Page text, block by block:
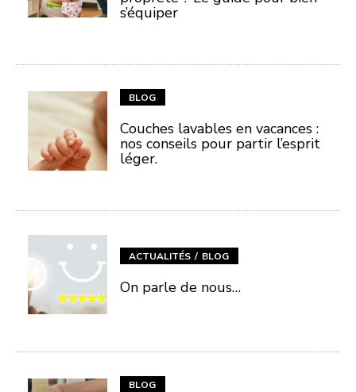
s’équiper
BLOG
Couches lavables en vacances :
nos conseils pour partir l’esprit
léger.
ACTUALITÉS BLOG
On parle de nous…
BLOG